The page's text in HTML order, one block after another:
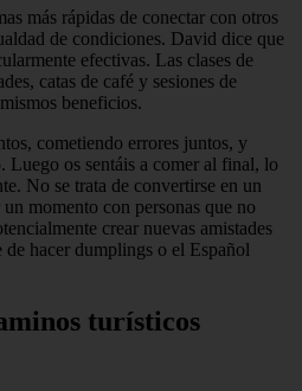
más rápidas de conectar con otros
de condiciones. David dice que
efectivas. Las clases de
catas de café y sesiones de
beneficios.
cometiendo errores juntos, y
Luego os sentáis a comer al final, lo
No se trata de convertirse en un
momento con personas que no
crear nuevas amistades
de hacer dumplings o el Español
turísticos